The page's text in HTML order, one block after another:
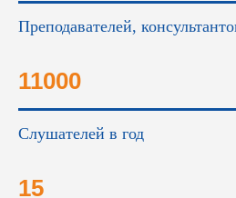
Преподавателей,
11000
Слушателей в год
15